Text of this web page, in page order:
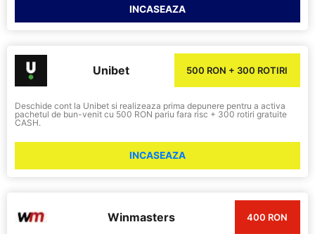
INCASEAZA
Unibet 500 RON + 300 ROTIRI
Deschide cont la Unibet si realizeaza prima depunere pentru a activa
pachetul de bun-venit cu 500 RON pariu fara risc + 300 rotiri gratuite
CASH.
INCASEAZA
Winmasters 400 RON